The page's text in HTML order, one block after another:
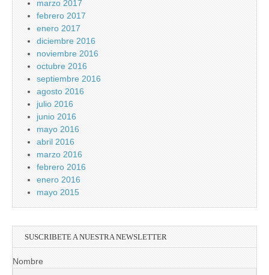
marzo 2017
febrero 2017
enero 2017
diciembre 2016
noviembre 2016
octubre 2016
septiembre 2016
agosto 2016
julio 2016
junio 2016
mayo 2016
abril 2016
marzo 2016
febrero 2016
enero 2016
mayo 2015
SUSCRIBETE A NUESTRA NEWSLETTER
Nombre